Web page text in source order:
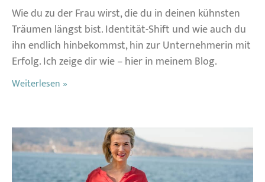
Wie du zu der Frau wirst, die du in deinen kühnsten
Träumen längst bist. Identität-Shift und wie auch du
ihn endlich hinbekommst, hin zur Unternehmerin mit
Erfolg. Ich zeige dir wie – hier in meinem Blog.
Weiterlesen »